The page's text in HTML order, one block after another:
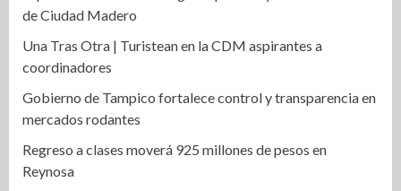
de Ciudad Madero
Una Tras Otra | Turistean en la CDM aspirantes a
coordinadores
Gobierno de Tampico fortalece control y transparencia en
mercados rodantes
Regreso a clases moverá 925 millones de pesos en
Reynosa